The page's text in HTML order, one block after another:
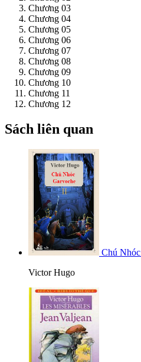
Chương 03
Chương 04
Chương 05
Chương 06
Chương 07
Chương 08
Chương 09
Chương 10
Chương 11
Chương 12
Sách liên quan
Chú
Victor Hugo